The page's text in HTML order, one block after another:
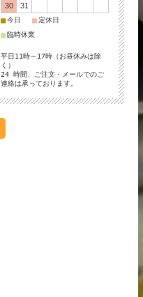
30
31
■今日 ■定休日
■臨時休業
平日11時～17時（お昼休みは除
く）
24 時間、ご注文・メールでのご
連絡は承っております。